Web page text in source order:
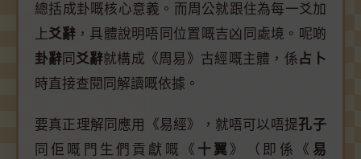
總括成卦嘅核心意義。而周公就跟住為每一爻加
上爻辭 ，具體說明唔同位置嘅吉凶同處境。呢啲
卦辭 同 爻辭就構成《周易》古經嘅主體，係占卜
時直接查閱同解讀嘅依據。
要真正理解同應用《易經》，就唔可以唔提孔子
同佢嘅門生們貢獻嘅《 十翼 》（即係《 易